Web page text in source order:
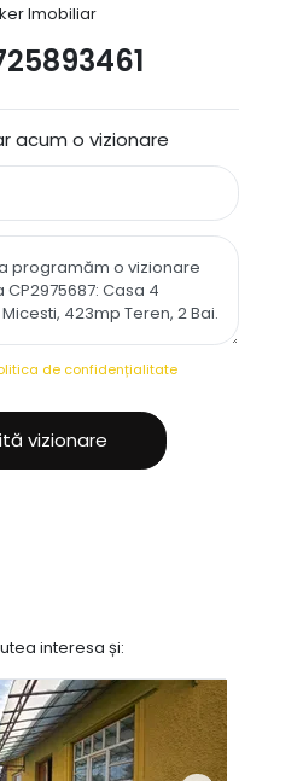
Imobiliar
acum o vizionare
de confidențialitate
vizionare
interesa și: